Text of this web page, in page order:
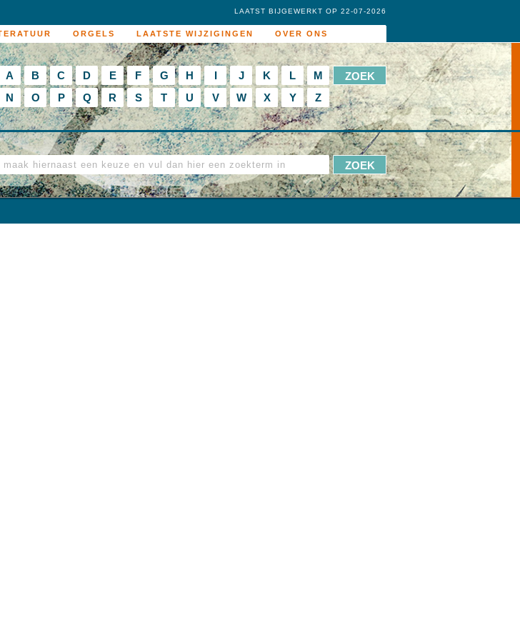
ORGELS LAATSTE WIJZIGINGEN OVER ONS
LAATST BIJGEWERKT OP 22-07-2026
A B C D E F G H I J K L
M
N
O P Q R S T U V W X Y Z